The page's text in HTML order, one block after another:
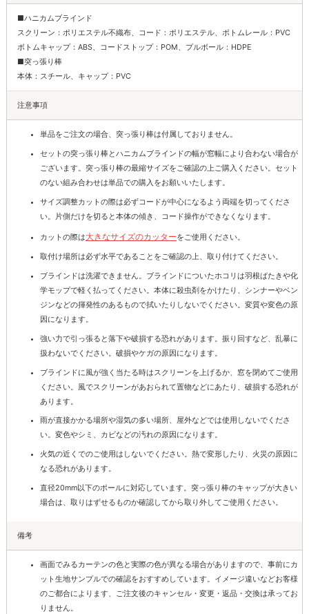
■ハニカムブラインド
スクリーン：ポリエステル不織布、コード：ポリエステル、ボトムレール：PVC
ボトムキャップ：ABS、コードストップ：POM、プルボール：HDPE
■突っ張り棒
本体：スチール、キャップ：PVC
注意事項
単品をご注文の場合、突っ張り棒は付属しておりません。
セットの突っ張り棒とハニカムブラインドの幅が窓幅により合わない場合が
ございます。突っ張り棒の最縮サイズをご確認の上ご購入ください。セット
のない組み合わせは単品での購入をお願いいたします。
サイズ調整カットの際は必ずコードが中心になるよう両端を切ってくださ
い。片側だけを切ると本体の傾き、コード操作ができなくなります。
カットの際は大きなサイズのカッターをご使用ください。
取付け場所は必ず水平であることをご確認の上、取り付けてください。
ブラインドは洗濯できません。ブラインドについたホコリは羽根ばたきや化
学モップで軽く払ってください。本体に殺虫剤をかけたり、シンナーやベン
ジンなどの揮発性のあるもので拭いたりしないでください。変質や変色の原
因になります。
強い力で引っ張ると落下や破損する恐れがあります。振り回すなど、乱暴に
扱わないでください。破損やケガの原因になります。
ブラインドに風が強く当たる時はスクリーンを上げるか、窓を閉めてご使用
ください。風でスクリーンがあおられて置物などにあたり、破損する恐れが
あります。
雨が直接かかる場所や湿気の多い場所、屋外などでは使用しないでくださ
い。変色やシミ、カビなどの汚れの原因になります。
火気の近くでのご使用はしないでください。熱で変形したり、火災の原因に
なる恐れがあります。
直径20mm以下のポールに対応しています。突っ張り棒のキャップが大きい
場合は、取りはずせるものか確認してから取り外してご使用ください。
備考
画面でみるカーテンの色と実際の色が異なる場合がありますので、事前にカ
ット生地サンプルでの確認をおすすめしています。イメージ違いなどお客様
のご都合によります、ご注文後のキャンセル・変更・返品・交換は承ってお
りません。